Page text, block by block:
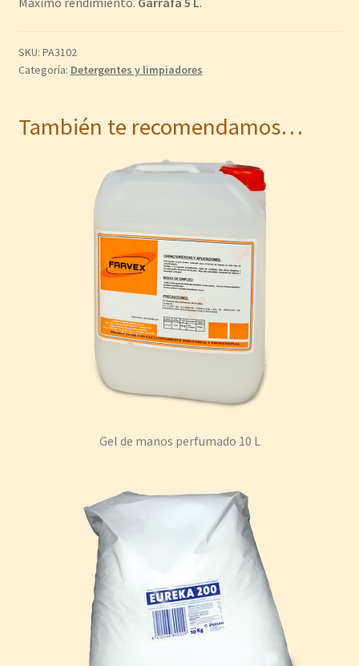
SKU: PA3102
Categoría: Detergentes y limpiadores
También te recomendamos…
Gel de manos perfumado 10 L